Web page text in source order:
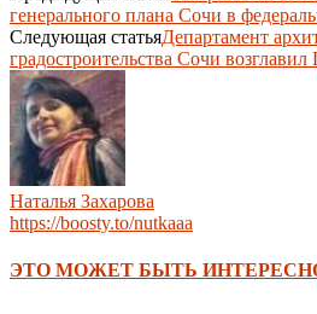
генерального плана Сочи в
Следующая статьяДепартамент
градостроительства Сочи
Наталья Захарова
https://boosty.to/nutkaaa
ЭТО МОЖЕТ БЫТЬ